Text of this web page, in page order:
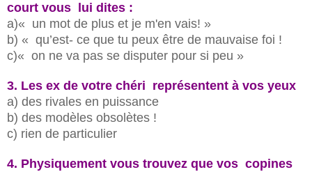
court vous lui dites :
a)« un mot de plus et je m'en vais! »
b) « qu’est- ce que tu peux être de mauvaise foi !
c)« on ne va pas se disputer pour si peu »
3. Les ex de votre chéri représentent à vos yeux
a) des rivales en puissance
b) des modèles obsolètes !
c) rien de particulier
4. Physiquement vous trouvez que vos copines